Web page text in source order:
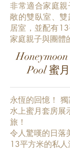
非常適合家庭
敞的雙臥室、
居室，並配有
家庭親子與團體
Pool 蜜
永恆的回憶！ 獨
水上蜜月套房展
旅！
令人驚嘆的日落
13平方米的私人